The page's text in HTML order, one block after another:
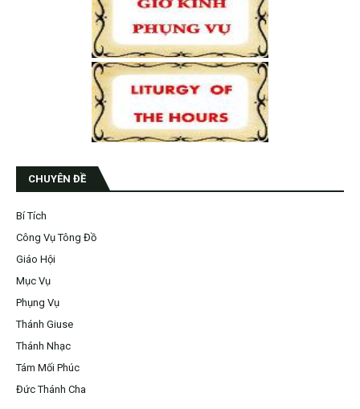
CHUYÊN ĐỀ
Bí Tích
Công Vụ Tông Đồ
Giáo Hội
Mục Vụ
Phụng Vụ
Thánh Giuse
Thánh Nhạc
Tám Mối Phúc
Đức Thánh Cha